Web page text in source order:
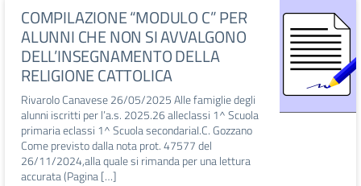
COMPILAZIONE “MODULO C” PER
ALUNNI CHE NON SI AVVALGONO
DELL’INSEGNAMENTO DELLA
RELIGIONE CATTOLICA
Rivarolo Canavese 26/05/2025 Alle famiglie degli
alunni iscritti per l’a.s. 2025.26 alleclassi 1^ Scuola
primaria eclassi 1^ Scuola secondariaI.C. Gozzano
Come previsto dalla nota prot. 47577 del
26/11/2024,alla quale si rimanda per una lettura
accurata (Pagina […]